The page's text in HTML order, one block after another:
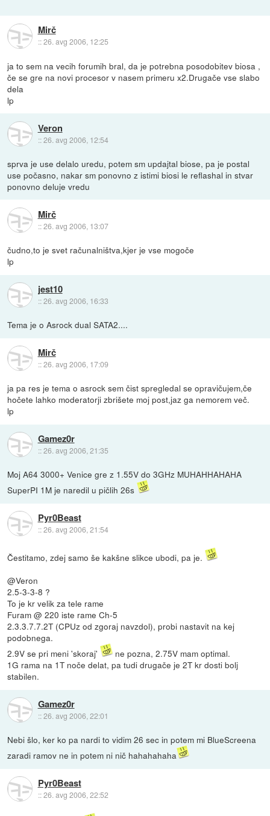
Mirč
::26. avg 2006, 12:25
ja to sem na vecih forumih bral, da je potrebna posodobitev biosa ,
če se gre na novi procesor v nasem primeru x2.Drugače vse slabo
dela
lp
Veron
::26. avg 2006, 12:54
sprva je use delalo uredu, potem sm updajtal biose, pa je postal
use počasno, nakar sm ponovno z istimi biosi le reflashal in stvar
ponovno deluje vredu
Mirč
::26. avg 2006, 13:07
čudno,to je svet računalništva,kjer je vse mogoče
lp
jest10
::26. avg 2006, 16:33
Tema je o Asrock dual SATA2....
Mirč
::26. avg 2006, 17:09
ja pa res je tema o asrock sem čist spregledal se opravičujem,če
hočete lahko moderatorji zbrišete moj post,jaz ga nemorem več.
lp
Gamez0r
::26. avg 2006, 21:35
Moj A64 3000+ Venice gre z 1.55V do 3GHz MUHAHHAHAHA
SuperPI 1M je naredil u pičlih 26s
Pyr0Beast
::26. avg 2006, 21:54
Čestitamo, zdej samo še kakšne slikce ubodi, pa je.
@Veron
2.5-3-3-8 ?
To je kr velik za tele rame
Furam @ 220 iste rame Ch-5
2.3.3.7.7.2T (CPUz od zgoraj navzdol), probi nastavit na kej
podobnega.
2.9V se pri meni 'skoraj'
ne pozna, 2.75V mam optimal.
1G rama na 1T noče delat, pa tudi drugače je 2T kr dosti bolj
stabilen.
Gamez0r
::26. avg 2006, 22:01
Nebi šlo, ker ko pa nardi to vidim 26 sec in potem mi BlueScreena
zaradi ramov ne in potem ni nič hahahahaha
Pyr0Beast
::26. avg 2006, 22:52